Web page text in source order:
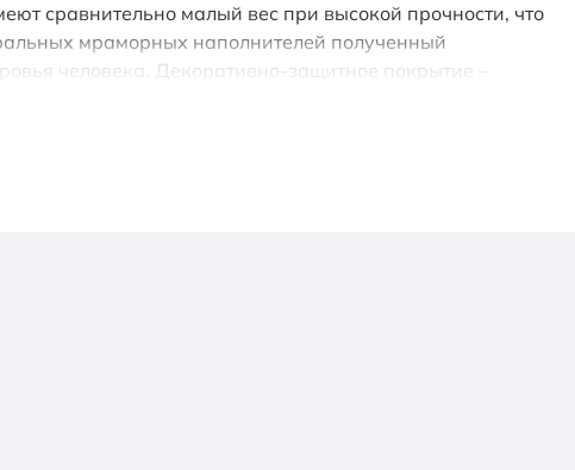
сравнительно малый вес при высокой прочности, что
мраморных наполнителей полученный
человека. Декоративно-защитное покрытие –
антибактериальные свойства и надежно защищает от